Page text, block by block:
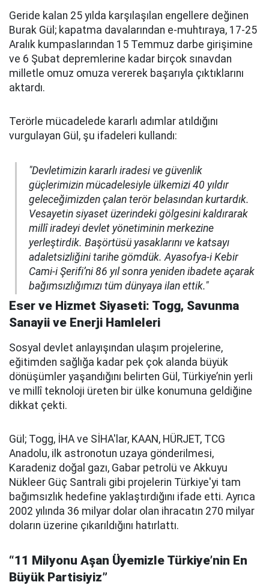
Geride kalan 25 yılda karşılaşılan engellere değinen
Burak Gül; kapatma davalarından e-muhtıraya, 17-25
Aralık kumpaslarından 15 Temmuz darbe girişimine
ve 6 Şubat depremlerine kadar birçok sınavdan
milletle omuz omuza vererek başarıyla çıktıklarını
aktardı.
Terörle mücadelede kararlı adımlar atıldığını
vurgulayan Gül, şu ifadeleri kullandı:
"Devletimizin kararlı iradesi ve güvenlik
güçlerimizin mücadelesiyle ülkemizi 40 yıldır
geleceğimizden çalan terör belasından kurtardık.
Vesayetin siyaset üzerindeki gölgesini kaldırarak
millî iradeyi devlet yönetiminin merkezine
yerleştirdik. Başörtüsü yasaklarını ve katsayı
adaletsizliğini tarihe gömdük. Ayasofya-i Kebir
Cami-i Şerifi’ni 86 yıl sonra yeniden ibadete açarak
bağımsızlığımızı tüm dünyaya ilan ettik."
Eser ve Hizmet Siyaseti: Togg, Savunma
Sanayii ve Enerji Hamleleri
Sosyal devlet anlayışından ulaşım projelerine,
eğitimden sağlığa kadar pek çok alanda büyük
dönüşümler yaşandığını belirten Gül, Türkiye’nin yerli
ve millî teknoloji üreten bir ülke konumuna geldiğine
dikkat çekti.
Gül; Togg, İHA ve SİHA'lar, KAAN, HÜRJET, TCG
Anadolu, ilk astronotun uzaya gönderilmesi,
Karadeniz doğal gazı, Gabar petrolü ve Akkuyu
Nükleer Güç Santrali gibi projelerin Türkiye'yi tam
bağımsızlık hedefine yaklaştırdığını ifade etti. Ayrıca
2002 yılında 36 milyar dolar olan ihracatın 270 milyar
doların üzerine çıkarıldığını hatırlattı.
“11 Milyonu Aşan Üyemizle Türkiye’nin En
Büyük Partisiyiz”